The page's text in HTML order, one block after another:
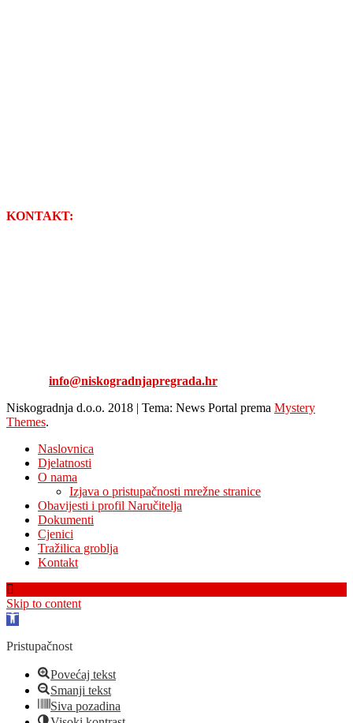
KONTAKT:
info@niskogradnjapregrada.hr
Niskogradnja d.o.o. 2018 | Tema: News Portal prema Mystery
Themes.
Naslovnica
Djelatnosti
O nama
Izjava o pristupačnosti mrežne stranice
Obavijesti i profil Naručitelja
Dokumenti
Cjenici
Tražilica groblja
Kontakt
Skip to content
Open
Pristupačnost
Povećaj tekst
Smanji tekst
Siva pozadina